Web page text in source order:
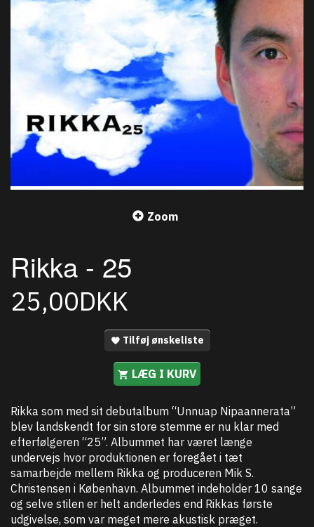
Zoom
Rikka - 25
25,00DKK
Tilføj ønskeliste
LÆG I KURV
Rikka som med sit debutalbum “Unnuap Nipaannerata”
blev landskendt for sin store stemme er nu klar med
efterfølgeren “25”. Albummet har været længe
undervejs hvor produktionen er foregået i tæt
samarbejde mellem Rikka og produceren Mik S.
Christensen i København. Albummet indeholder 10 sange
og selve stilen er helt anderledes end Rikkas første
udgivelse, som var meget mere akustisk præget.